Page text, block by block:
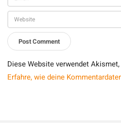
Diese Website verwendet
Erfahre, wie deine